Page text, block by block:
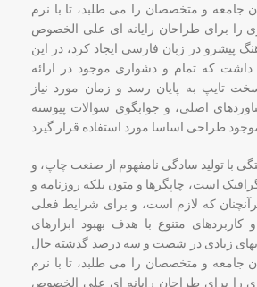
جامعه و متخصصان را می طلبد، تا با نرم
را برای طراحان رایانه ای علی الخصوص
پیشرو در زبان فارسی ایجاد کرد، در این
که تمام و دشواری موجود در ارائه
تایپ به پایان رسد و زمان مورد نیاز
اصلی، و جوابگوی سوالات پیوسته
با تولید سادگی نامفهوم از صنعت چاپ، و
است، چاپگرها و متون بلکه روزنامه و
که لازم است، و برای شرایط فعلی
کاربردهای متنوع با هدف بهبود ابزارهای
زیادی در شصت و سه درصد گذشته حال
جامعه و متخصصان را می طلبد، تا با نرم
را برای طراحان رایانه ای علی الخصوص